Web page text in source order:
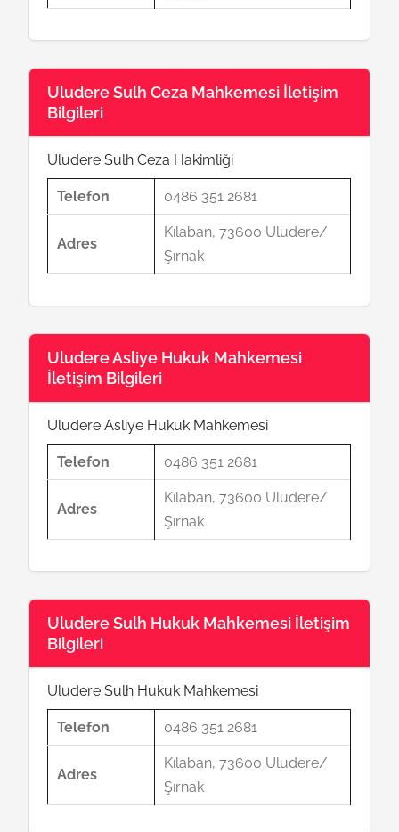
Uludere Sulh Ceza Mahkemesi İletişim
Bilgileri
Uludere Sulh Ceza Hakimliği
Telefon 0486 351 2681
Adres
Kılaban, 73600 Uludere/
Şırnak
Uludere Asliye Hukuk Mahkemesi
İletişim Bilgileri
Uludere Asliye Hukuk Mahkemesi
Telefon 0486 351 2681
Adres
Kılaban, 73600 Uludere/
Şırnak
Uludere Sulh Hukuk Mahkemesi İletişim
Bilgileri
Uludere Sulh Hukuk Mahkemesi
Telefon 0486 351 2681
Adres
Kılaban, 73600 Uludere/
Şırnak